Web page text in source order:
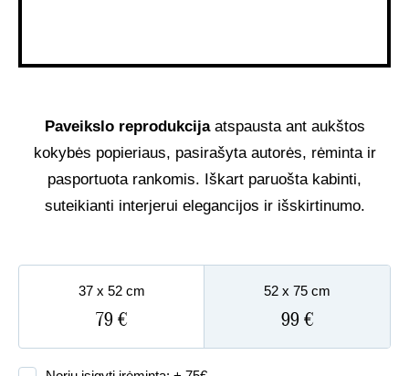
BIO
Paveikslo reprodukcijaatspausta ant aukštos
kokybės popieriaus, pasirašyta autorės, rėminta ir
pasportuota rankomis. Iškart paruošta kabinti,
suteikianti interjerui elegancijos ir išskirtinumo.
37 x 52 cm
79 €
52 x 75 cm
99 €